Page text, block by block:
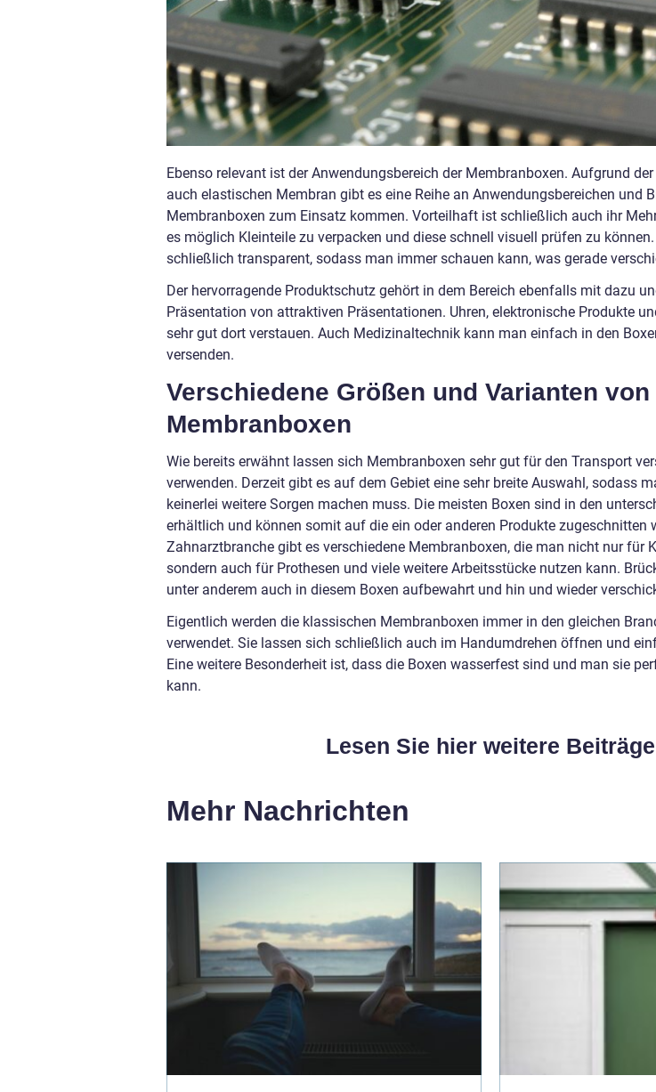
Ebenso relevant ist der Anwendungsbereich der Membranboxen. Aufgrund
auch elastischen Membran gibt es eine Reihe an Anwendungsbereichen und
Membranboxen zum Einsatz kommen. Vorteilhaft ist schließlich auch ihr
es möglich Kleinteile zu verpacken und diese schnell visuell prüfen zu
schließlich transparent, sodass man immer schauen kann, was gerade
Der hervorragende Produktschutz gehört in dem Bereich ebenfalls mit dazu
Präsentation von attraktiven Präsentationen. Uhren, elektronische Produkte
sehr gut dort verstauen. Auch Medizinaltechnik kann man einfach in den
versenden.
Verschiedene Größen und Varianten von
Membranboxen
Wie bereits erwähnt lassen sich Membranboxen sehr gut für den Transport
verwenden. Derzeit gibt es auf dem Gebiet eine sehr breite Auswahl, sodass
keinerlei weitere Sorgen machen muss. Die meisten Boxen sind in den
erhältlich und können somit auf die ein oder anderen Produkte zugeschnitten
Zahnarztbranche gibt es verschiedene Membranboxen, die man nicht nur für
sondern auch für Prothesen und viele weitere Arbeitsstücke nutzen kann.
unter anderem auch in diesem Boxen aufbewahrt und hin und wieder
Eigentlich werden die klassischen Membranboxen immer in den gleichen
verwendet. Sie lassen sich schließlich auch im Handumdrehen öffnen und
Eine weitere Besonderheit ist, dass die Boxen wasserfest sind und man sie
kann.
Lesen Sie hier weitere Beiträge
Mehr Nachrichten